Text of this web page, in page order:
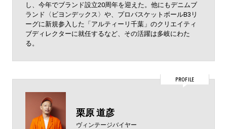
し、今年でブランド設立20周年を迎えた。他にもデニムブ
ランド〈ビヨンデックス〉や、プロバスケットボールB3リ
ーグに新規参入した「アルティーリ千葉」のクリエイティ
ブディレクターに就任するなど、その活躍は多岐にわた
る。
PROFILE
栗原 道彦
ヴィンテージバイヤー